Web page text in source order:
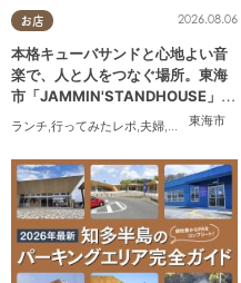
お店
東海市
2026.08.06
本格キューバサンドと心地よい音
楽で、人と人をつなぐ場所。東海
市「JAMMIN'STANDHOUSE」に
行ってみた
ランチ,行ってみたレポ,夫婦,おひとりさま